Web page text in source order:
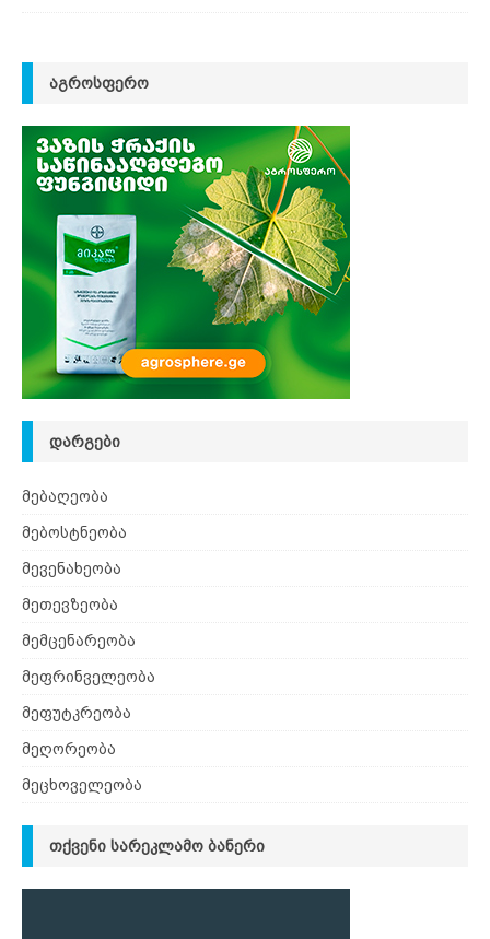
ᲐᲒᲠᲝᲡᲤᲔᲠᲝ
ᲓᲐᲠᲒᲔᲑᲘ
მებაღეობა
მებოსტნეობა
მევენახეობა
მეთევზეობა
მემცენარეობა
მეფრინველეობა
მეფუტკრეობა
მეღორეობა
მეცხოველეობა
ᲗᲥᲕᲔᲜᲘ ᲡᲐᲠᲔᲙᲚᲐᲛᲝ ᲑᲐᲜᲔᲠᲘ